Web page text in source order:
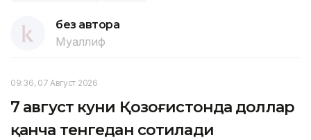
без автора
Муаллиф
09:36, 07 Август 2026
7 август куни Қозоғистонда доллар
қанча тенгедан сотилади